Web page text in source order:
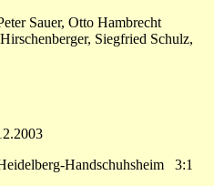
Sauer, Otto Hambrecht
Siegfried Schulz,
Handschuhsheim 3:1